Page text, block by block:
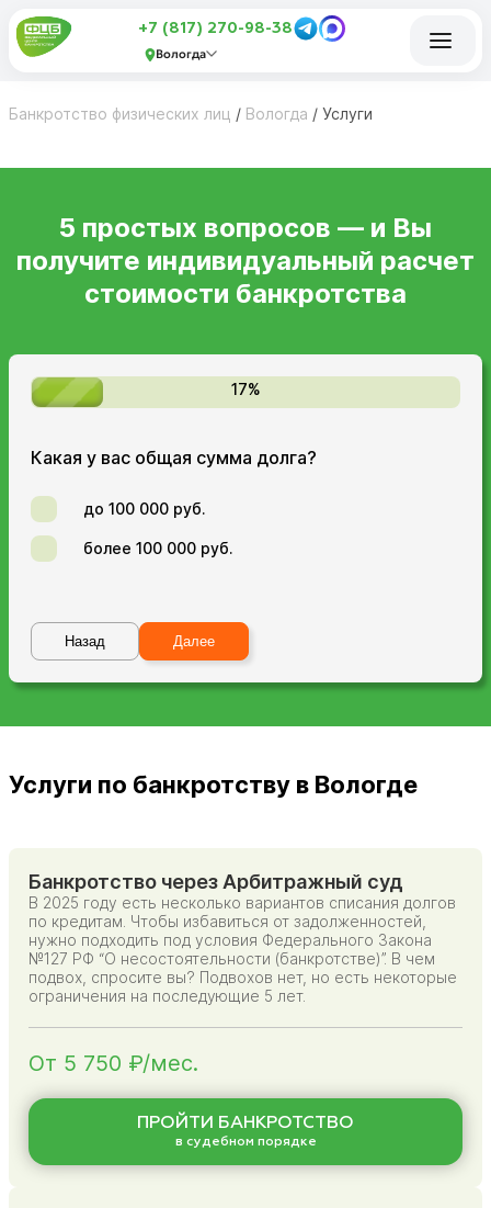
+7 (817) 270-98-38
Вологда
Банкротство физических лиц / Вологда / Услуги
5 простых вопросов — и Вы
получите индивидуальный расчет
стоимости банкротства
17%
Какая у вас общая сумма долга?
до 100 000 руб.
более 100 000 руб.
Назад Далее
Услуги по банкротству в Вологде
Банкротство через Арбитражный суд
В 2025 году есть несколько вариантов списания долгов
по кредитам. Чтобы избавиться от задолженностей,
нужно подходить под условия Федерального Закона
№127 РФ “О несостоятельности (банкротстве)”. В чем
подвох, спросите вы? Подвохов нет, но есть некоторые
ограничения на последующие 5 лет.
От 5 750 ₽/мес.
ПРОЙТИ БАНКРОТСТВО
в судебном порядке